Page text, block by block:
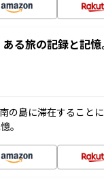
る旅の記録と記
の島に滞在すること
。